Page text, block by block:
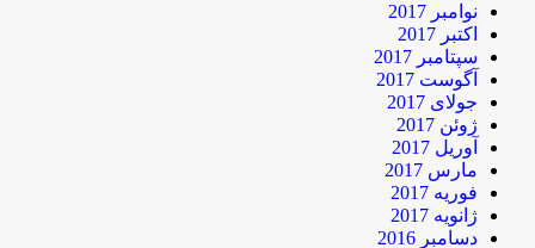
نوامبر 2017
اکتبر 2017
سپتامبر 2017
آگوست 2017
جولای 2017
ژوئن 2017
آوریل 2017
مارس 2017
فوریه 2017
ژانویه 2017
دسامبر 2016